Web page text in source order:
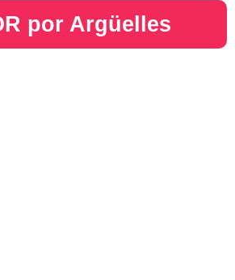
por Argüelles​